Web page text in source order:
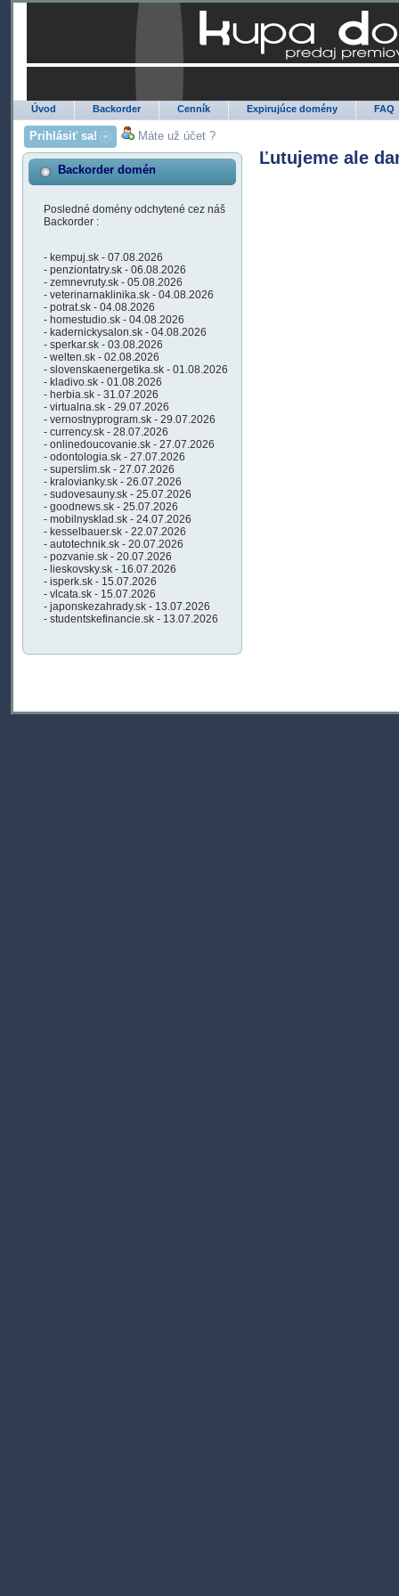
Úvod Backorder Cenník Expirujúce domény FAQ
Prihlásiť sa! Máte už účet ?
Backorder domén
Posledné domény odchytené cez náš
Backorder :
- kempuj.sk - 07.08.2026
- penziontatry.sk - 06.08.2026
- zemnevruty.sk - 05.08.2026
- veterinarnaklinika.sk - 04.08.2026
- potrat.sk - 04.08.2026
- homestudio.sk - 04.08.2026
- kadernickysalon.sk - 04.08.2026
- sperkar.sk - 03.08.2026
- welten.sk - 02.08.2026
- slovenskaenergetika.sk - 01.08.2026
- kladivo.sk - 01.08.2026
- herbia.sk - 31.07.2026
- virtualna.sk - 29.07.2026
- vernostnyprogram.sk - 29.07.2026
- currency.sk - 28.07.2026
- onlinedoucovanie.sk - 27.07.2026
- odontologia.sk - 27.07.2026
- superslim.sk - 27.07.2026
- kralovianky.sk - 26.07.2026
- sudovesauny.sk - 25.07.2026
- goodnews.sk - 25.07.2026
- mobilnysklad.sk - 24.07.2026
- kesselbauer.sk - 22.07.2026
- autotechnik.sk - 20.07.2026
- pozvanie.sk - 20.07.2026
- lieskovsky.sk - 16.07.2026
- isperk.sk - 15.07.2026
- vlcata.sk - 15.07.2026
- japonskezahrady.sk - 13.07.2026
- studentskefinancie.sk - 13.07.2026
Ľutujeme ale